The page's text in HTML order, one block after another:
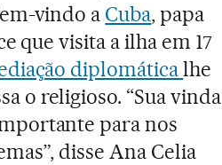
vindo a Cuba, papa
que visita a ilha em 17
diplomáticalhe
o religioso. “Sua vinda
para nos
disse Ana Celia